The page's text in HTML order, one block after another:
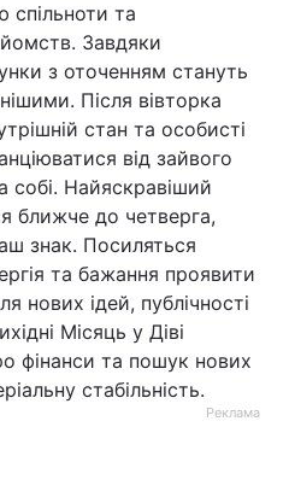
та
Завдяки
з оточенням стануть
Після вівторка
стан та особисті
від зайвого
собі. Найяскравіший
ближче до четверга,
знак. Посиляться
та бажання проявити
нових ідей, публічності
Місяць у Діві
фінанси та пошук нових
стабільність.
Реклама